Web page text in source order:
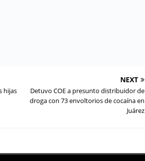
hijas
NEXT
Detuvo COE a presunto distribuidor de
droga con 73 envoltorios de cocaína en
Juárez